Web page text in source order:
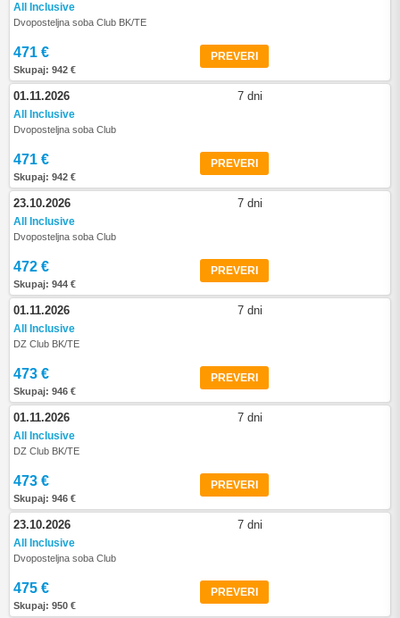
All Inclusive
Dvoposteljna soba Club BK/TE
471 €
Skupaj: 942 €
PREVERI
01.11.2026 7 dni
All Inclusive
Dvoposteljna soba Club
471 €
Skupaj: 942 €
PREVERI
23.10.2026 7 dni
All Inclusive
Dvoposteljna soba Club
472 €
Skupaj: 944 €
PREVERI
01.11.2026 7 dni
All Inclusive
DZ Club BK/TE
473 €
Skupaj: 946 €
PREVERI
01.11.2026 7 dni
All Inclusive
DZ Club BK/TE
473 €
Skupaj: 946 €
PREVERI
23.10.2026 7 dni
All Inclusive
Dvoposteljna soba Club
475 €
Skupaj: 950 €
PREVERI